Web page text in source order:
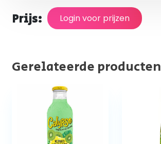
Prijs: Login voor prijzen
Gerelateerde producten